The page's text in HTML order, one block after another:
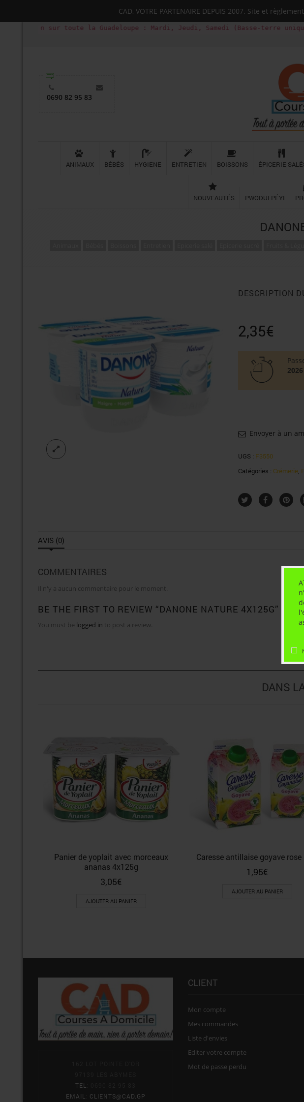
toute la Guadeloupe : Mardi, Jeudi, Samedi (Basse-terre uniquement le
0690 82 95 83
ANIMAUX BÉBÉS HYGIENE ENTRETIEN BOISSONS ÉPICERIE
NOUVEAUTÉS PWODUI PÉYI
DESCRIPTION
2,35€
2026
Envoyer à un
UGS : F3550
Catégories : Crémerie,
AVIS (0)
COMMENTAIRES
Il n'y a aucun commentaire pour le moment.
BE THE FIRST TO REVIEW “DANONE NATURE 4X125G”
You must be logged in to post a review.
DANS
Panier de yoplait avec morceaux
ananas 4x125g
3,05€
AJOUTER AU PANIER
Caresse antillaise goyave rose
1,95€
AJOUTER AU PANIER
TEL
EMAIL
CLIENTS@CAD.GP
CLIENT
Mon compte
Mes commandes
Liste d'envies
Editer votre compte
Mot de passe perdu
CAD, VOTRE PARTENAIRE DEPUIS 2007. Site et